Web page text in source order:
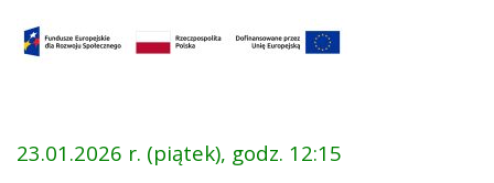
23.01.2026 r. (piątek), godz. 12:15